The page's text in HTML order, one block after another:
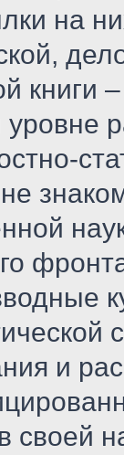
на
книги
и
своей